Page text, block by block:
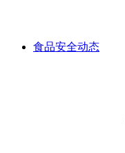
食品安全动态